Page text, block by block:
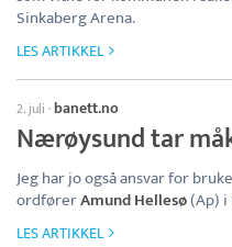
Sinkaberg Arena.
LES ARTIKKEL
2. juli · banett.no
Nærøysund tar
Jeg har jo også ansvar for
ordførerAmund Hellesø(Ap)
LES ARTIKKEL